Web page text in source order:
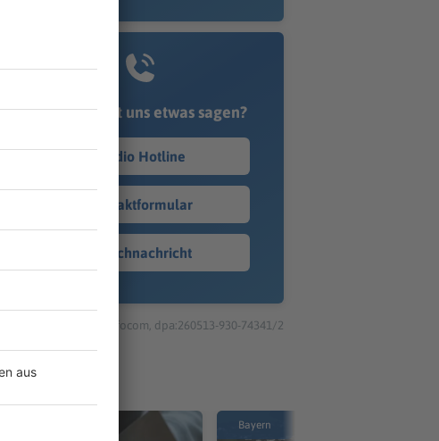
Du möchtest uns etwas sagen?
Studio Hotline
Kontaktformular
Sprachnachricht
© dpa-infocom, dpa:260513-930-74341/2
Bayern